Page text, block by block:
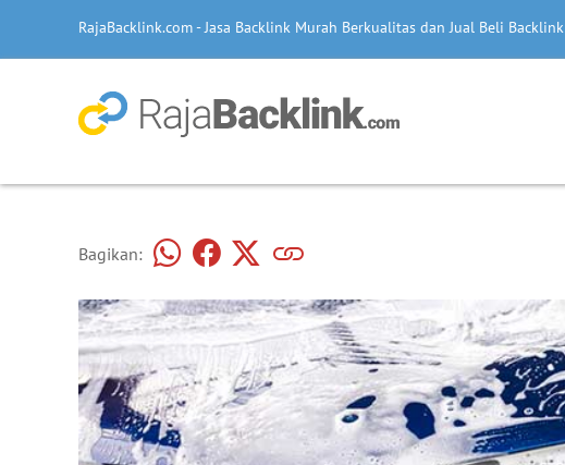
RajaBacklink.com - Jasa Backlink Murah Berkualitas dan Jual Beli Backlink
Bagikan: